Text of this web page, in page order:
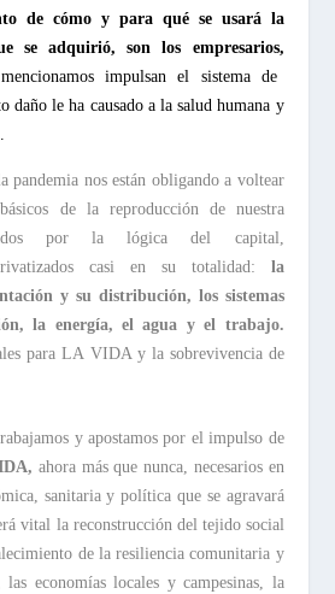
de cómo y para qué se usará la
se adquirió, son los empresarios,
impulsan el sistema de
daño le ha causado a la salud humana y
pandemia nos están obligando a voltear
de la reproducción de nuestra
por la lógica del capital,
casi en su totalidad: la
y su distribución, los sistemas
la energía, el agua y el trabajo.
para LA VIDA y la sobrevivencia de
y apostamos por el impulso de
ahora más que nunca, necesarios en
sanitaria y política que se agravará
vital la reconstrucción del tejido social
de la resiliencia comunitaria y
las economías locales y campesinas, la